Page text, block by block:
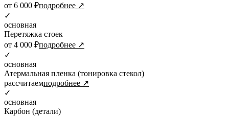
от 6 000 ₽подробнее ↗
✓
основная
Перетяжка стоек
от 4 000 ₽подробнее ↗
✓
основная
Атермальная пленка (тонировка стекол)
рассчитаемподробнее ↗
✓
основная
Карбон (детали)